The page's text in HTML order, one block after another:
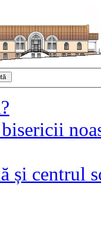
și centrul